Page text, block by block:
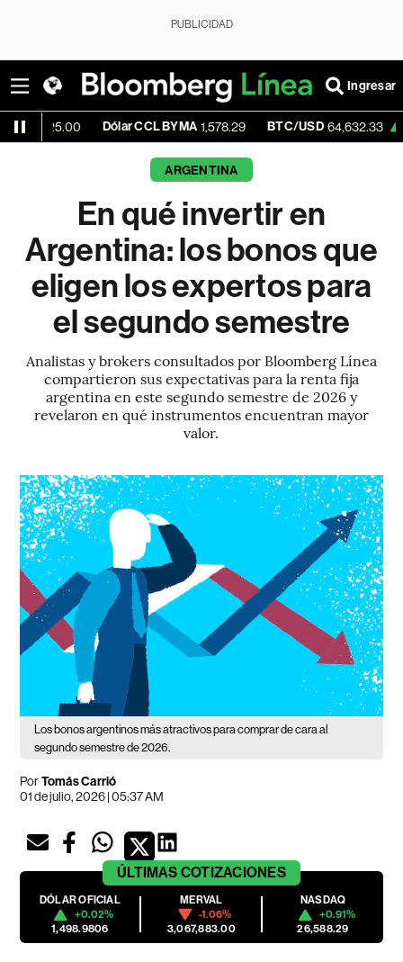
PUBLICIDAD
Ingresar
Dólar CCL BYMA 1,578.29 BTC/USD 64,632.33 +0.37%
ARGENTINA
En qué invertir en
Argentina: los bonos que
eligen los expertos para
el segundo semestre
Analistas y brokers consultados por Bloomberg Línea
compartieron sus expectativas para la renta fija
argentina en este segundo semestre de 2026 y
revelaron en qué instrumentos encuentran mayor
valor.
Los bonos argentinos más atractivos para comprar de cara al
segundo semestre de 2026.
PorTomás Carrió
01 de julio, 2026 | 05:37 AM
ÚLTIMAS COTIZACIONES
DÓLAR OFICIAL
+0.02%
1,498.9806
MERVAL
-1.06%
3,067,883.00
NASDAQ
+0.91%
26,588.29